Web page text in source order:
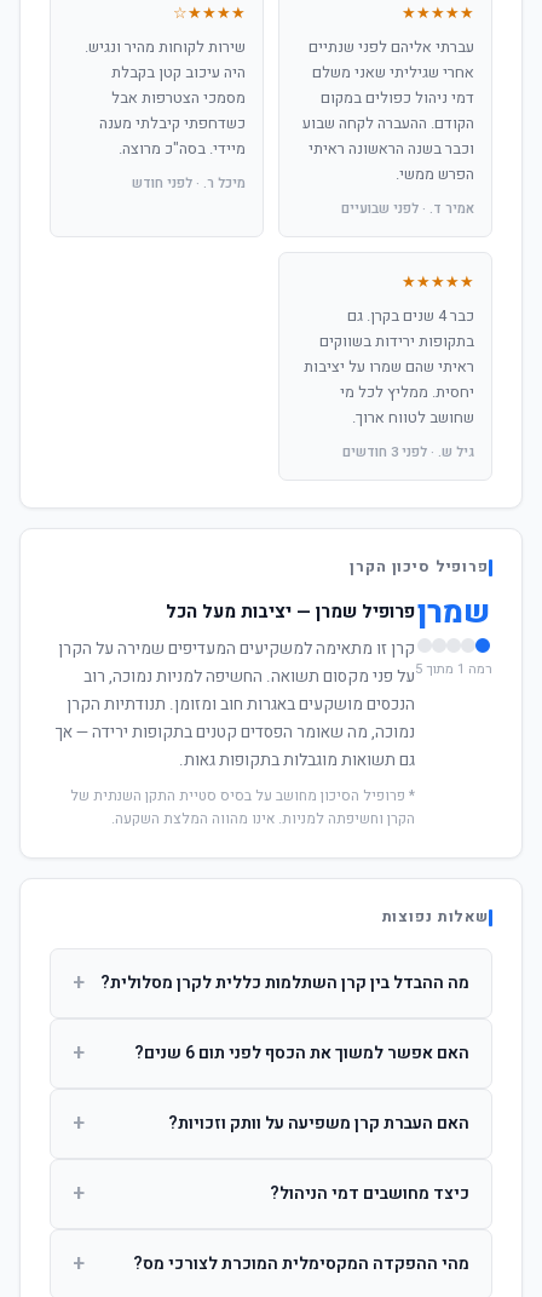
★★★★★
עברתי אליהם לפני שנתיים
אחרי שגיליתי שאני משלם
דמי ניהול כפולים במקום
הקודם. ההעברה לקחה שבוע
וכבר בשנה הראשונה ראיתי
הפרש ממשי.
אמיר ד. · לפני שבועיים
★★★★☆
שירות לקוחות מהיר ונגיש.
היה עיכוב קטן בקבלת
מסמכי הצטרפות אבל
כשדחפתי קיבלתי מענה
מיידי. בסה"כ מרוצה.
מיכל ר. · לפני חודש
★★★★★
כבר 4 שנים בקרן. גם
בתקופות ירידות בשווקים
ראיתי שהם שמרו על יציבות
יחסית. ממליץ לכל מי
שחושב לטווח ארוך.
גיל ש. · לפני 3 חודשים
פרופיל סיכון הקרן
שמרן
רמה 1 מתוך 5
פרופיל שמרן — יציבות מעל הכל
קרן זו מתאימה למשקיעים המעדיפים שמירה על הקרן
על פני מקסום תשואה. החשיפה למניות נמוכה, רוב
הנכסים מושקעים באגרות חוב ומזומן. תנודתיות הקרן
נמוכה, מה שאומר הפסדים קטנים בתקופות ירידה — אך
גם תשואות מוגבלות בתקופות גאות.
* פרופיל הסיכון מחושב על בסיס סטיית התקן השנתית של
הקרן וחשיפתה למניות. אינו מהווה המלצת השקעה.
שאלות נפוצות
מה ההבדל בין קרן השתלמות כללית לקרן מסלולית? +
ההשקעות. קרן מסלולית עוקבת אחרי מדד ספציפי ומאפשרת
האם אפשר למשוך את הכסף לפני תום 6 שנים? +
הרווחים. לאחר 6 שנים ניתן למשוך פטור ממס עד לתקרה
האם העברת קרן משפיעה על וותק וזכויות? +
החברות. הוותק ממשיך להיספר מיום ההפקדה הראשונה.
כיצד מחושבים דמי הניהול? +
ומתן על שיעורם בעת הצטרפות.
מהי ההפקדה המקסימלית המוכרת לצורכי מס? +